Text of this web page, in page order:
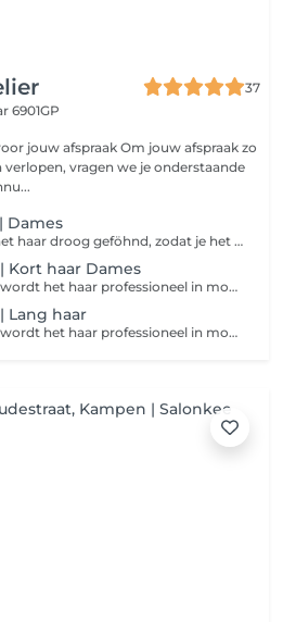
37
6901GP
Om jouw afspraak zo
vragen we je onderstaande
nemen. Annu...
Dames
Na het knippen wordt het haar droog geföhnd, zodat je het resultaat van de coupe goed kunt zien. Het haar wordt niet in model geföhnd of afgewerkt met styling.
Kort haar Dames
Na de knipbehandeling wordt het haar professioneel in model geföhnd, zodat het kapsel optimaal tot zijn recht komt en je de salon verzorgd verlaat.
Lang haar
Na de knipbehandeling wordt het haar professioneel in model geföhnd, zodat het kapsel optimaal tot zijn recht komt en je de salon verzorgd verlaat.